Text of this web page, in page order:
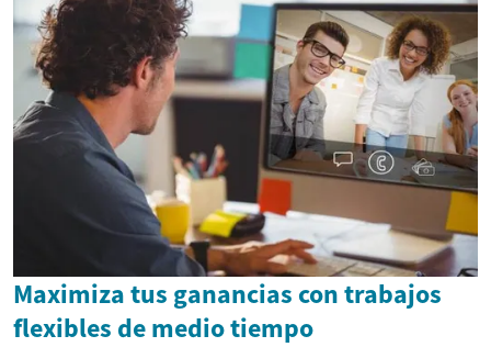
Maximiza tus ganancias con trabajos
flexibles de medio tiempo